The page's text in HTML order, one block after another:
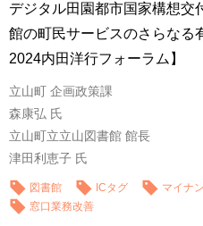
デジタル田園都市国家構想交
館の町民サービスのさらなる
2024内田洋行フォーラム】
立山町 企画政策課
森康弘 氏
立山町立立山図書館 館長
津田利恵子 氏
図書館 ICタグ マイナ
窓口業務改善